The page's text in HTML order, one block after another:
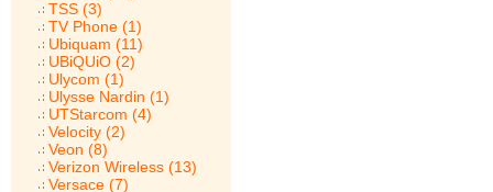
TSS (3)
TV Phone (1)
Ubiquam (11)
UBiQUiO (2)
Ulycom (1)
Ulysse Nardin (1)
UTStarcom (4)
Velocity (2)
Veon (8)
Verizon Wireless (13)
Versace (7)